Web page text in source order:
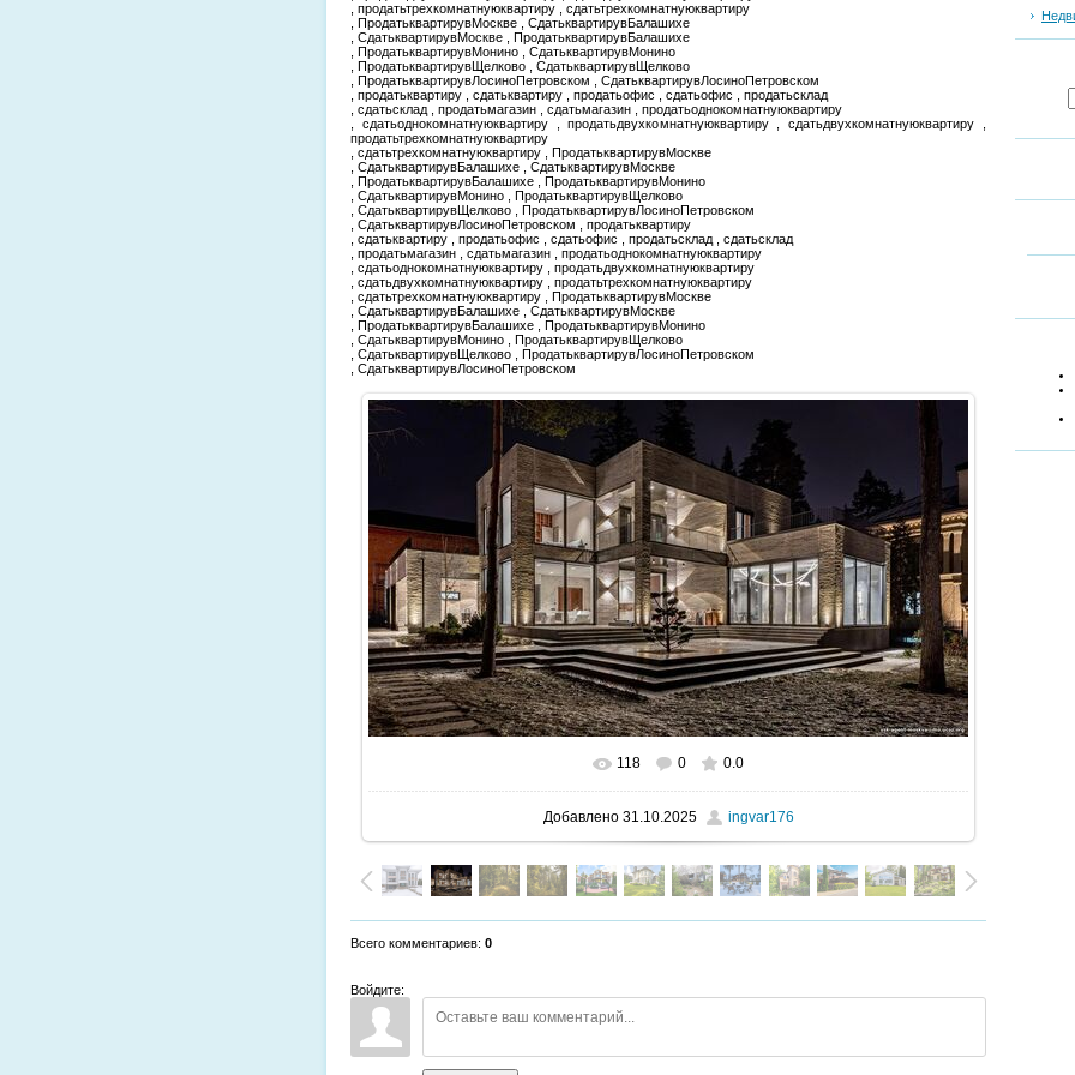
, продатьтрехкомнатнуюквартиру , сдатьтрехкомнатнуюквартиру
, ПродатьквартирувМоскве , СдатьквартирувБалашихе
, СдатьквартирувМоскве , ПродатьквартирувБалашихе
, ПродатьквартирувМонино , СдатьквартирувМонино
, ПродатьквартирувЩелково , СдатьквартирувЩелково
, ПродатьквартирувЛосиноПетровском , СдатьквартирувЛосиноПетровском
, продатьквартиру , сдатьквартиру , продатьофис , сдатьофис , продатьсклад
, сдатьсклад , продатьмагазин , сдатьмагазин , продатьоднокомнатнуюквартиру
, сдатьоднокомнатнуюквартиру , продатьдвухкомнатнуюквартиру , сдатьдвухкомнатнуюквартиру ,
продатьтрехкомнатнуюквартиру
, сдатьтрехкомнатнуюквартиру , ПродатьквартирувМоскве
, СдатьквартирувБалашихе , СдатьквартирувМоскве
, ПродатьквартирувБалашихе , ПродатьквартирувМонино
, СдатьквартирувМонино , ПродатьквартирувЩелково
, СдатьквартирувЩелково , ПродатьквартирувЛосиноПетровском
, СдатьквартирувЛосиноПетровском , продатьквартиру
, сдатьквартиру , продатьофис , сдатьофис , продатьсклад , сдатьсклад
, продатьмагазин , сдатьмагазин , продатьоднокомнатнуюквартиру
, сдатьоднокомнатнуюквартиру , продатьдвухкомнатнуюквартиру
, сдатьдвухкомнатнуюквартиру , продатьтрехкомнатнуюквартиру
, сдатьтрехкомнатнуюквартиру , ПродатьквартирувМоскве
, СдатьквартирувБалашихе , СдатьквартирувМоскве
, ПродатьквартирувБалашихе , ПродатьквартирувМонино
, СдатьквартирувМонино , ПродатьквартирувЩелково
, СдатьквартирувЩелково , ПродатьквартирувЛосиноПетровском
, СдатьквартирувЛосиноПетровском
В реальном размере 1600x900
118 0 0.0
Добавлено31.10.2025 ingvar176
Всего комментариев: 0
Войдите: